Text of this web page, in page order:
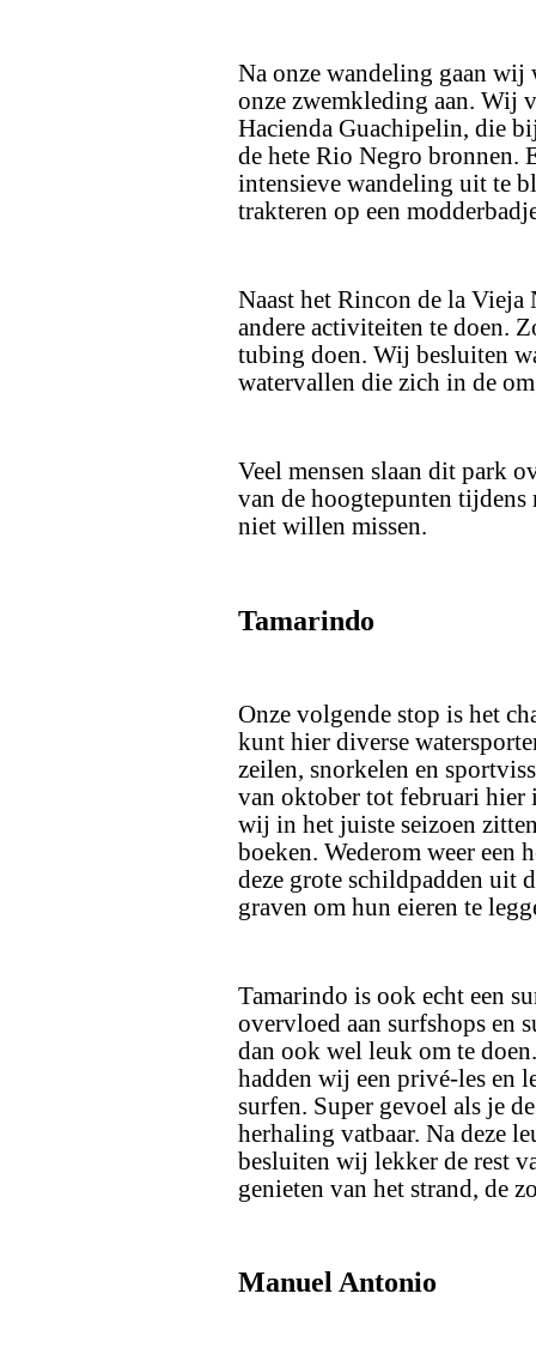
Na onze wandeling gaan wij
onze zwemkleding aan. Wij
Hacienda Guachipelin, die
de hete Rio Negro bronnen.
intensieve wandeling uit te
trakteren op een
Naast het Rincon de la
andere activiteiten te doen.
tubing doen. Wij besluiten
watervallen die zich in de
Veel mensen slaan dit park
van de hoogtepunten tijdens
niet willen missen.
Tamarindo
Onze volgende stop is het
kunt hier diverse
zeilen, snorkelen en
van oktober tot februari hier
wij in het juiste seizoen
boeken. Wederom weer een
deze grote schildpadden uit
graven om hun eieren te
Tamarindo is ook echt een
overvloed aan surfshops en
dan ook wel leuk om te
hadden wij een privé-les en
surfen. Super gevoel als je
herhaling vatbaar. Na deze
besluiten wij lekker de rest
genieten van het strand, de
Manuel Antonio